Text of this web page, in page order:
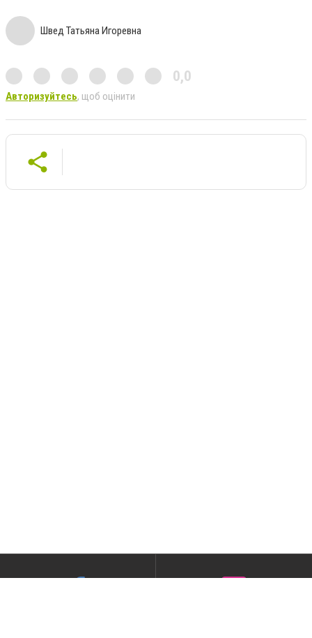
Швед Татьяна Игоревна
0,0
Авторизуйтесь, щоб оцінити